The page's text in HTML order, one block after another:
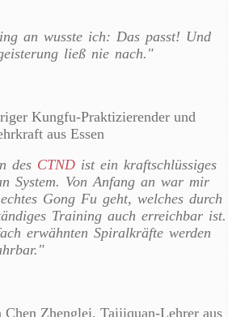
an wusste ich: Das passt! Und
ließ nie nach."
Kungfu-Praktizierender und
aus Essen
des CTND ist ein kraftschlüssiges
System. Von Anfang an war mir
Gong Fu geht, welches durch
Training auch erreichbar ist.
erwähnten Spiralkräfte werden
Zhenglei, Taijiquan-Lehrer aus